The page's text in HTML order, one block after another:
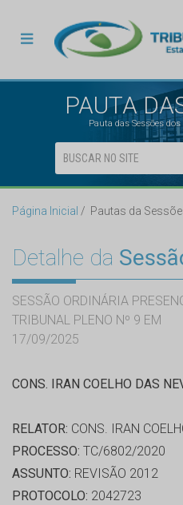
PAUTA
Pauta das Sessões
Página Inicial Pautas da
Detalhe da
SESSÃO ORDINÁRIA
TRIBUNAL PLENO Nº 9 EM
17/09/2025
CONS. IRAN COELHO DAS
RELATOR: CONS. IRAN
PROCESSO: TC/6802/2020
ASSUNTO: REVISÃO 2012
PROTOCOLO: 2042723